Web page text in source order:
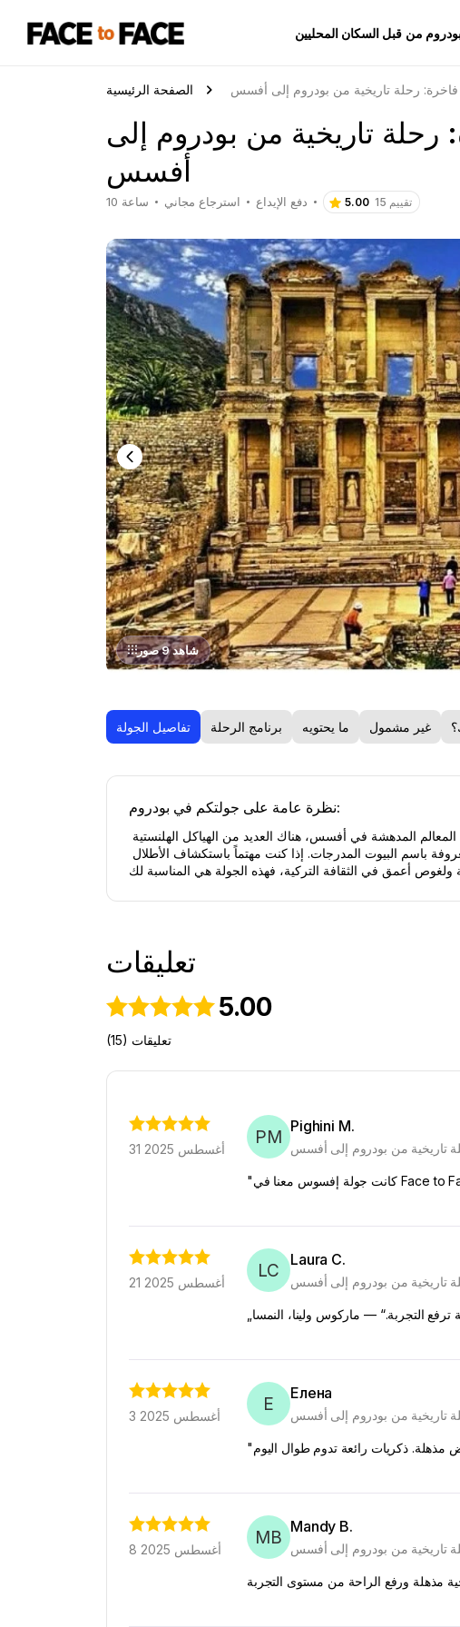
من قبل السكان المحليين
الصفحة الرئيسية رحلة تاريخية من بودروم إلى أفسس
تاريخية من بودروم إلى
أفسس
10 ساعة استرجاع مجاني دفع الإيداع 5.00 15 تقييم
شاهد 9 صور
تفاصيل الجولة برنامج الرحلة ما يحتويه غير مشمول
نظرة عامة على جولتكم في بودروم:
تعليقات
5.00
(15) تعليقات
31 أغسطس 2025
PM
Pighini M.
تاريخية من بودروم إلى أفسس
21 أغسطس 2025
LC
Laura C.
تاريخية من بودروم إلى أفسس
ترفع التجربة.“ — ماركوس ولينا، النمسا
3 أغسطس 2025
Е
Елена
تاريخية من بودروم إلى أفسس
8 أغسطس 2025
MB
Mandy B.
تاريخية من بودروم إلى أفسس